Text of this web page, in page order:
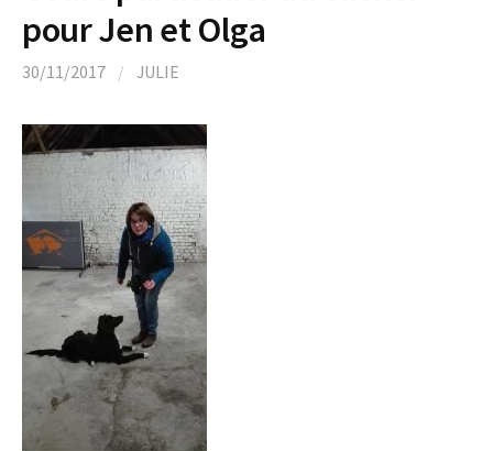
pour Jen et Olga
30/11/2017 / JULIE